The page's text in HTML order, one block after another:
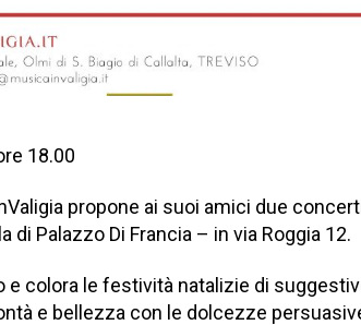
18.00
propone ai suoi amici due
di Palazzo Di Francia – in via Roggia 12.
e colora le festività natalizie di
e bellezza con le dolcezze